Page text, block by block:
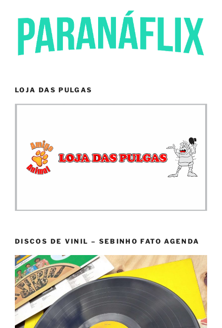
LOJA DAS PULGAS
DISCOS DE VINIL – SEBINHO FATO AGENDA